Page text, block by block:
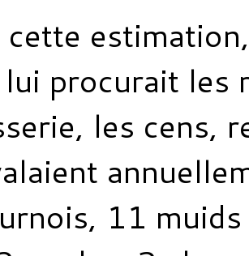
cette
lui procurait les
les cens,
11